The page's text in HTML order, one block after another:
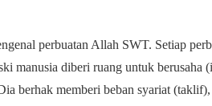
perbuatan Allah SWT. Setiap
manusia diberi ruang untuk berusaha
berhak memberi beban syariat